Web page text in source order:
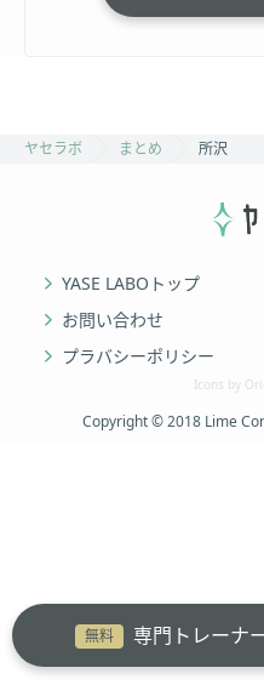
無料 専門トレーナ
ヤセラボ まとめ 所沢
YASE LABOトップ
お問い合わせ
プラバシーポリシー
Icons by
Copyright © 2018 Lime